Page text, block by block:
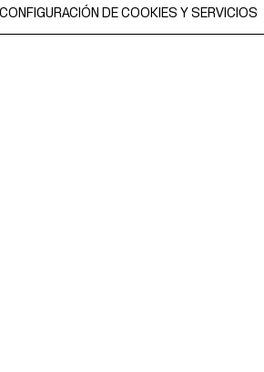
web está protegido por copyright y es
CONFIGURACIÓN DE COOKIES Y SERVICIOS